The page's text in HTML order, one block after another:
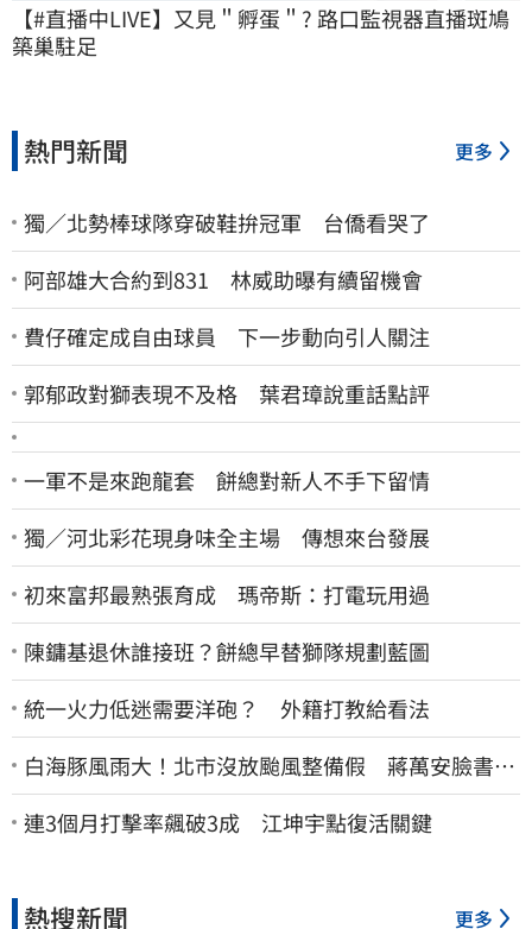
【#直播中LIVE】又見＂孵蛋＂? 路口監視器直播斑鳩
築巢駐足
熱門新聞 更多
獨／北勢棒球隊穿破鞋拚冠軍 台僑看哭了
阿部雄大合約到831 林威助曝有續留機會
費仔確定成自由球員 下一步動向引人關注
郭郁政對獅表現不及格 葉君璋說重話點評
一軍不是來跑龍套 餅總對新人不手下留情
獨／河北彩花現身味全主場 傳想來台發展
初來富邦最熟張育成 瑪帝斯：打電玩用過
陳鏞基退休誰接班？餅總早替獅隊規劃藍圖
統一火力低迷需要洋砲？ 外籍打教給看法
白海豚風雨大！北市沒放颱風整備假 蔣萬安臉書遭
網友灌爆：標準在哪？
連3個月打擊率飆破3成 江坤宇點復活關鍵
熱搜新聞 更多